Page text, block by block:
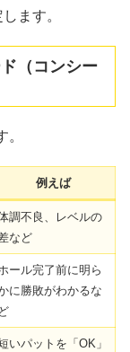
ます。
（コンシー
例えば
調不良、レベルの
など
ール完了前に明ら
に勝敗がわかるな
ど
いパットを「OK」